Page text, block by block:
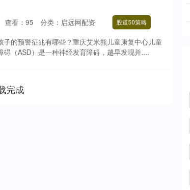
查看： 95 分类： 启远网配资 股道50策略
的预警征兆有哪些？重庆艾米熊儿童康复中心儿童
（ASD）是一种神经发育障碍，越早发现并....
完成